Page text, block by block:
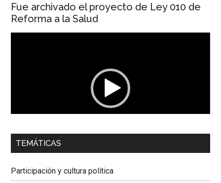
Fue archivado el proyecto de Ley 010 de
Reforma a la Salud
00:00 01:04
Dra. Carolina Corcho Mejía,Presidenta Corporación
Colombiana
TEMÁTICAS
Participación y cultura política